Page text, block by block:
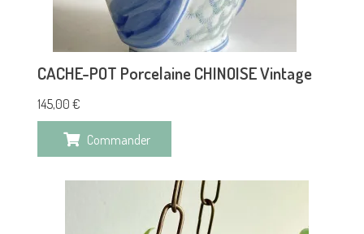
CACHE-POT Porcelaine CHINOISE Vintage
145,00 €
Commander